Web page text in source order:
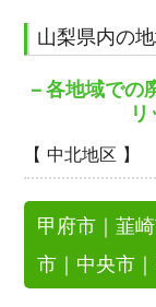
山梨県内の
– 各地域での
【 中北地区 】
甲府市 ｜韮
市 ｜ 中央市 ｜